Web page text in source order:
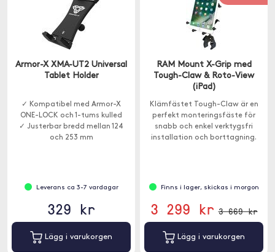
Armor-X XMA-UT2 Universal
Tablet Holder
✓ Kompatibel med Armor-X
ONE-LOCK och 1-tums kulled
✓ Justerbar bredd mellan 124
och 253 mm
Leverans ca 3-7 vardagar
329 kr
Lägg i varukorgen
RAM Mount X-Grip med
Tough-Claw & Roto-View
(iPad)
Klämfästet Tough-Claw är en
perfekt monteringsfäste för
snabb och enkel verktygsfri
installation och borttagning.
Finns i lager, skickas i morgon
3 299 kr 3 669 kr
Lägg i varukorgen